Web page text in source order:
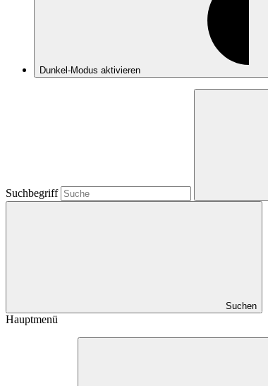
Dunkel-Modus aktivieren
Suchbegriff
Suchen
Hauptmenü